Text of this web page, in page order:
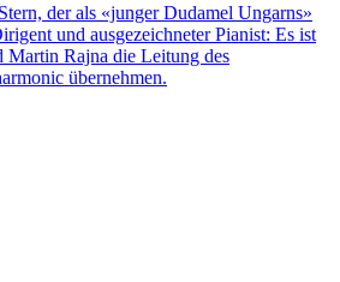
der als «junger Dudamel Ungarns»
und ausgezeichneter Pianist: Es ist
Rajna die Leitung des
übernehmen.